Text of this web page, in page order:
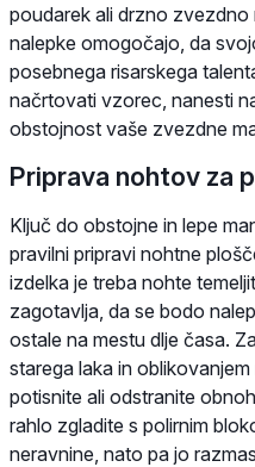
poudarek ali drzno
nalepke omogočajo, da
posebnega risarskega
načrtovati vzorec, nanesti
obstojnost vaše zvezdne
Priprava nohtov za
Ključ do obstojne in lepe
pravilni pripravi nohtne
izdelka je treba nohte
zagotavlja, da se bodo
ostale na mestu dlje časa.
starega laka in
potisnite ali odstranite
rahlo zgladite s polirnim
neravnine, nato pa jo